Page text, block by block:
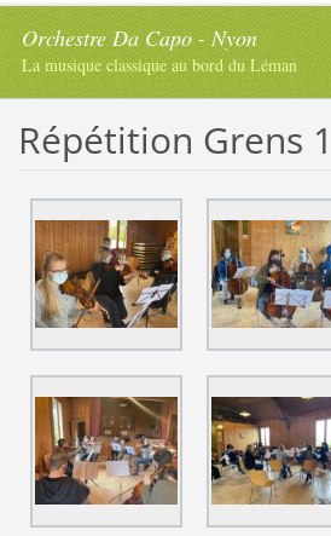
Orchestre Da Capo - Nyon
La musique classique au bord du Léman
Répétition Grens